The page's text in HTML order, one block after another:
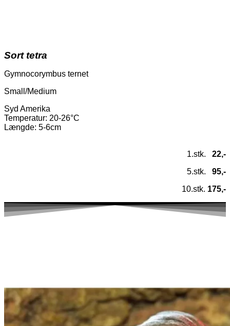
Sort tetra
Gymnocorymbus ternet
Small/Medium
Syd Amerika
Temperatur: 20-26°C
Længde: 5-6cm
1.stk. 22,-
5.stk. 95,-
10.stk. 175,-